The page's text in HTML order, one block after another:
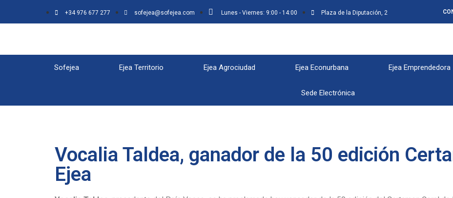
+34 976 677 277 sofejea@sofejea.com Lunes - Viernes: 9:00 - 14:00 Plaza de la Diputación, 2
Sofejea Ejea Territorio Ejea Agrociudad Ejea Econurbana Ejea Emprendedora
Sede Electrónica
Vocalia Taldea, ganador de la 50 edición
Ejea